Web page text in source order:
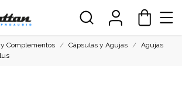
Complementos Cápsulas y Agujas
Agujas